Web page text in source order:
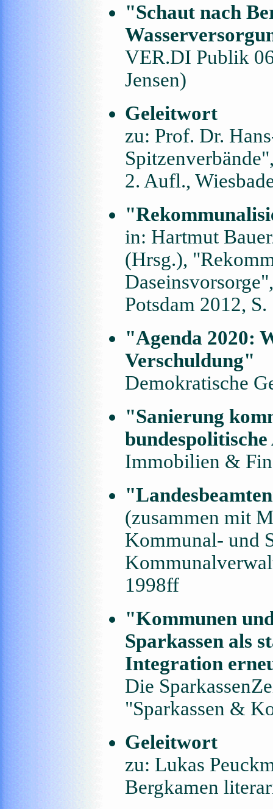
"Schaut nach
VER.DI Publik
Jensen)
Geleitwort
zu: Prof. Dr.
2. Aufl.,
in: Hartmut
(Hrsg.),
Potsdam 2012,
"Agenda 2020:
Verschuldung"
Demokratische
"Sanierung
Immobilien &
(zusammen mit
Kommunal- und
1998ff
"Kommunen
Sparkassen als
Integration
Die
"Sparkassen &
Geleitwort
zu: Lukas
Bergkamen